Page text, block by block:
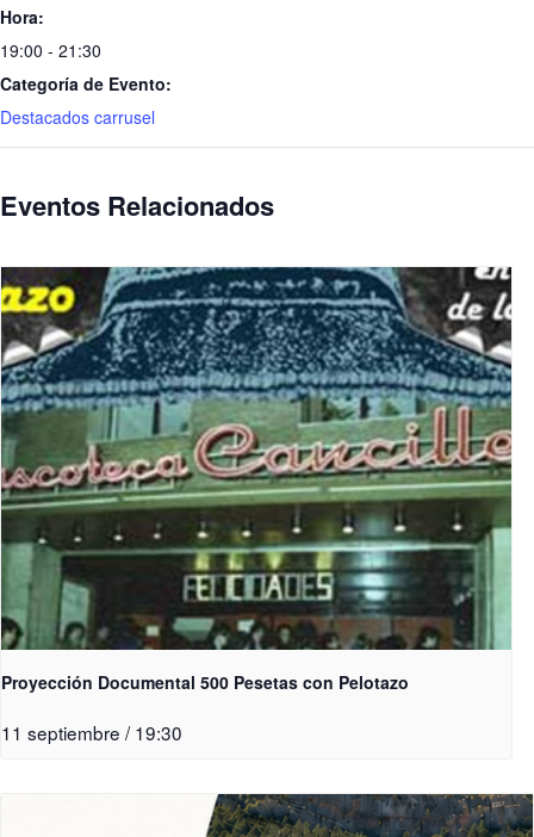
Hora:
19:00 - 21:30
Categoría de Evento:
Destacados carrusel
Eventos Relacionados
Proyección Documental 500 Pesetas con Pelotazo
11 septiembre / 19:30